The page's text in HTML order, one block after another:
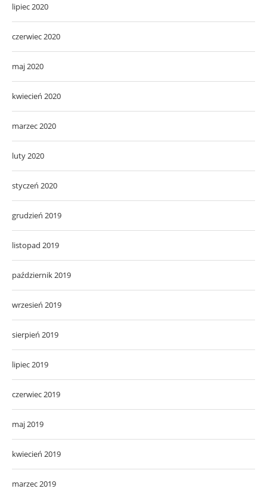
lipiec 2020
czerwiec 2020
maj 2020
kwiecień 2020
marzec 2020
luty 2020
styczeń 2020
grudzień 2019
listopad 2019
październik 2019
wrzesień 2019
sierpień 2019
lipiec 2019
czerwiec 2019
maj 2019
kwiecień 2019
marzec 2019